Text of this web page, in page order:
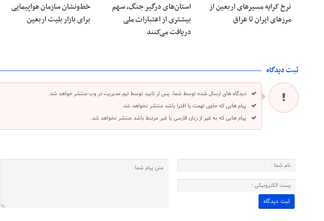
نرخ کرایه مسیرهای اربعین از
مرزهای ایران تا عراق
استان‌های درگیر جنگ، سهم
بیشتری از اعتبارات ملی
دریافت می‌کنند
خط‌ونشان سازمان هواپیمایی
برای بازار بلیت اربعین
ثبت دیدگاه
دیدگاه های ارسال شده توسط شما، پس از تایید توسط تیم مدیریت در وب منتشر خواهد شد.
پیام هایی که حاوی تهمت یا افترا باشد منتشر نخواهد شد.
پیام هایی که به غیر از زبان فارسی یا غیر مرتبط باشد منتشر نخواهد شد.